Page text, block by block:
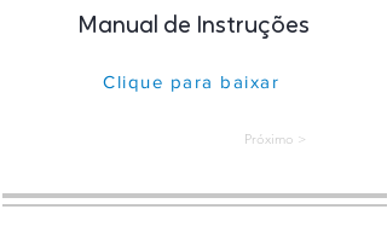
Manual de Instruções
Clique para baixar
< Próximo